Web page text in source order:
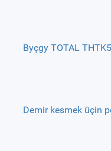
Byçgy TOTAL
Demir kesmek üçin